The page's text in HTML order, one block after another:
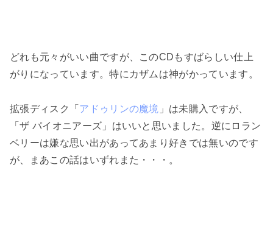
どれも元々がいい曲ですが、このCDもすばらしい仕上
がりになっています。特にカザムは神がかっています。
拡張ディスク「 アドゥリンの魔境 」は未購入ですが、
「ザ パイオニアーズ」はいいと思いました。逆にロラン
ベリーは嫌な思い出があってあまり好きでは無いのです
が、まあこの話はいずれまた・・・。